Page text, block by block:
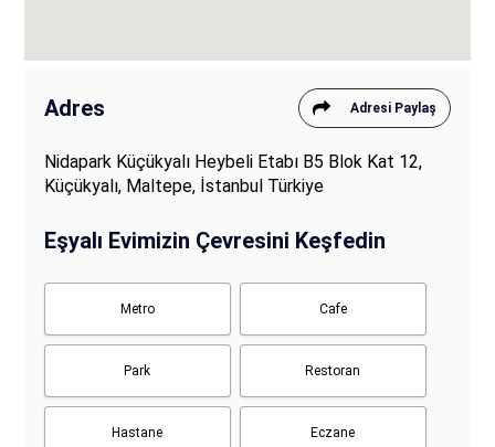
Adres Adresi Paylaş
Nidapark Küçükyalı Heybeli Etabı B5 Blok Kat 12,
Küçükyalı, Maltepe, İstanbul Türkiye
Eşyalı Evimizin Çevresini Keşfedin
Metro Cafe
Park Restoran
Hastane Eczane